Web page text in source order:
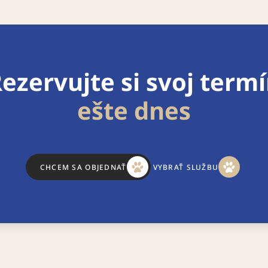
si svoj
ešte dnes
CHCEM SA OBJEDNAŤ VYBRAŤ SLUŽBU